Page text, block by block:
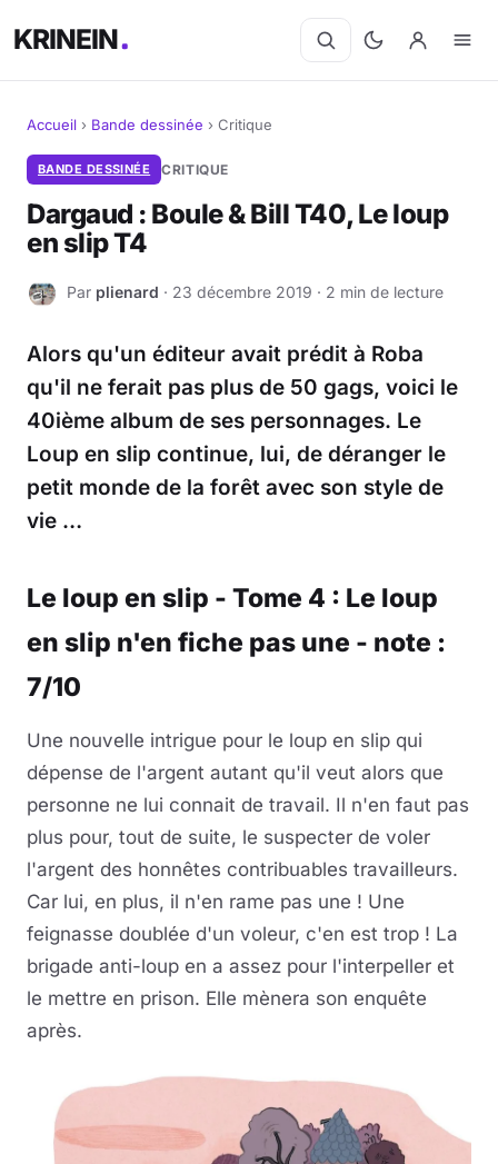
KRINEIN
Cinéma
Séries
Livres
Jeux vidéo
Jeux de société
Sortir
Sciences & Tech
Accueil › Bande dessinée › Critique
BANDE DESSINÉE CRITIQUE
Dargaud : Boule & Bill T40, Le loup
en slip T4
P Par plienard · 23 décembre 2019 · 2 min de lecture
Alors qu'un éditeur avait prédit à Roba
qu'il ne ferait pas plus de 50 gags, voici le
40ième album de ses personnages. Le
Loup en slip continue, lui, de déranger le
petit monde de la forêt avec son style de
vie …
Le loup en slip - Tome 4 : Le loup
en slip n'en fiche pas une - note :
7/10
Une nouvelle intrigue pour le loup en slip qui
dépense de l'argent autant qu'il veut alors que
personne ne lui connait de travail. Il n'en faut pas
plus pour, tout de suite, le suspecter de voler
l'argent des honnêtes contribuables travailleurs.
Car lui, en plus, il n'en rame pas une ! Une
feignasse doublée d'un voleur, c'en est trop ! La
brigade anti-loup en a assez pour l'interpeller et
le mettre en prison. Elle mènera son enquête
après.